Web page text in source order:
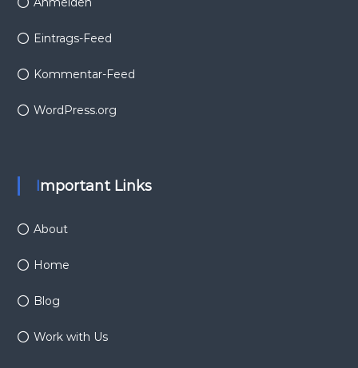
Eintrags-Feed
Kommentar-Feed
WordPress.org
Important Links
About
Home
Blog
Work with Us